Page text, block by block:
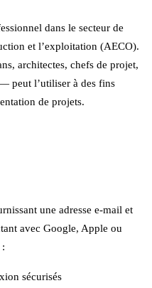
dans le secteur de
et l’exploitation (AECO).
architectes, chefs de projet,
peut l’utiliser à des fins
de projets.
une adresse e-mail et
avec Google, Apple ou
sécurisés